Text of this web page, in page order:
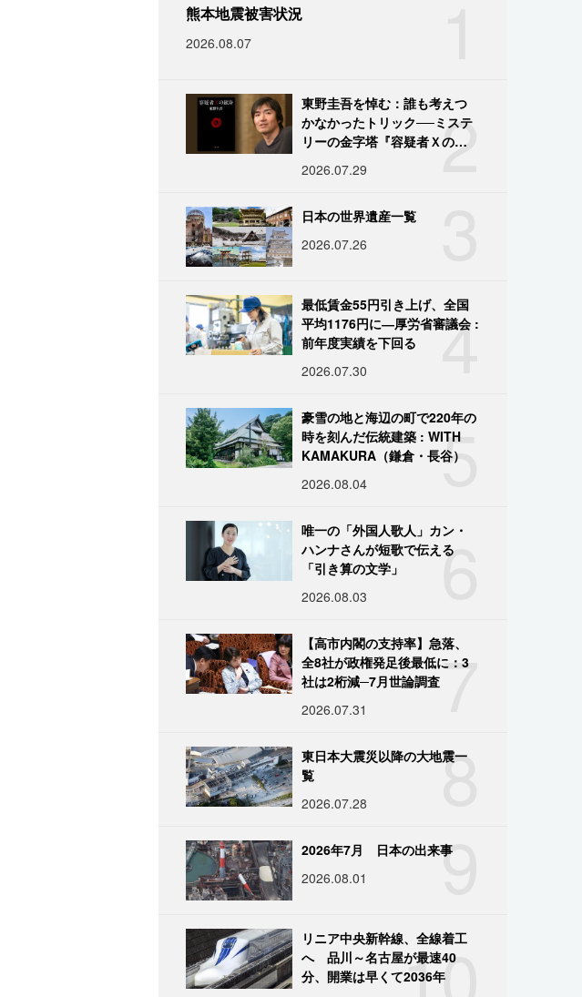
熊本地震被害状況
2026.08.07
2
東野圭吾を悼む：誰も考えつ
かなかったトリック──ミステ
リーの金字塔『容疑者Ｘの献
2026.07.29
日本の世界遺産一覧
2026.07.26
4
最低賃金55円引き上げ、全国
平均1176円に―厚労省審議会 :
前年度実績を下回る
2026.07.30
5
豪雪の地と海辺の町で220年の
時を刻んだ伝統建築 : WITH
KAMAKURA（鎌倉・長谷）
2026.08.04
6
唯一の「外国人歌人」カン・
ハンナさんが短歌で伝える
「引き算の文学」
2026.08.03
7
【高市内閣の支持率】急落、
全8社が政権発足後最低に：3
社は2桁減─7月世論調査
2026.07.31
8
東日本大震災以降の大地震一
覧
2026.07.28
9
2026年7月 日本の出来事
2026.08.01
10
リニア中央新幹線、全線着工
へ 品川～名古屋が最速40
分、開業は早くて2036年